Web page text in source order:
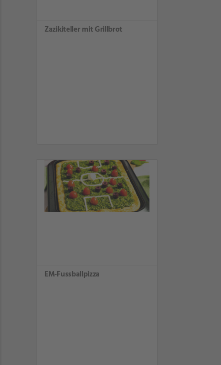
Zazikiteller mit Grillbrot
EM-Fussballpizza